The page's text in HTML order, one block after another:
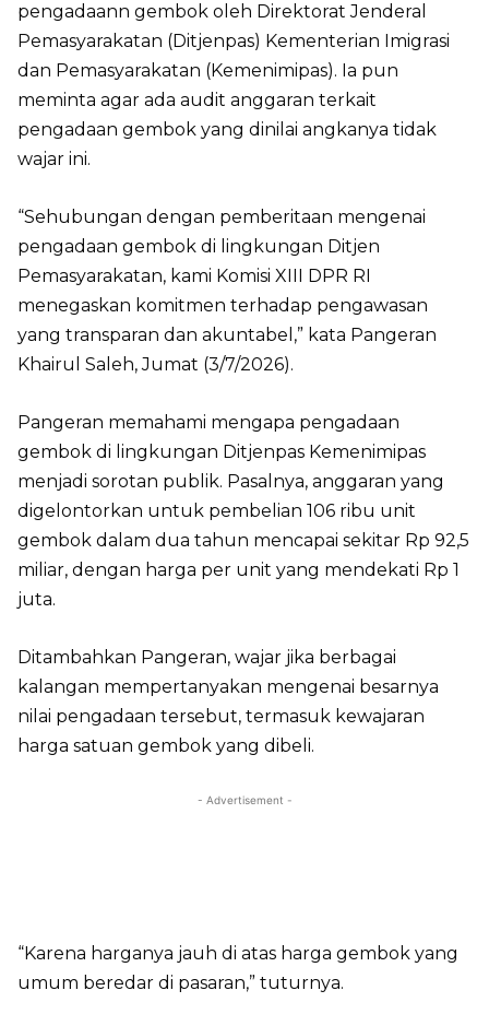
pengadaann gembok oleh Direktorat Jenderal
Pemasyarakatan (Ditjenpas) Kementerian Imigrasi
dan Pemasyarakatan (Kemenimipas). Ia pun
meminta agar ada audit anggaran terkait
pengadaan gembok yang dinilai angkanya tidak
wajar ini.
“Sehubungan dengan pemberitaan mengenai
pengadaan gembok di lingkungan Ditjen
Pemasyarakatan, kami Komisi XIII DPR RI
menegaskan komitmen terhadap pengawasan
yang transparan dan akuntabel,” kata Pangeran
Khairul Saleh, Jumat (3/7/2026).
Pangeran memahami mengapa pengadaan
gembok di lingkungan Ditjenpas Kemenimipas
menjadi sorotan publik. Pasalnya, anggaran yang
digelontorkan untuk pembelian 106 ribu unit
gembok dalam dua tahun mencapai sekitar Rp 92,5
miliar, dengan harga per unit yang mendekati Rp 1
juta.
Ditambahkan Pangeran, wajar jika berbagai
kalangan mempertanyakan mengenai besarnya
nilai pengadaan tersebut, termasuk kewajaran
harga satuan gembok yang dibeli.
- Advertisement -
“Karena harganya jauh di atas harga gembok yang
umum beredar di pasaran,” tuturnya.